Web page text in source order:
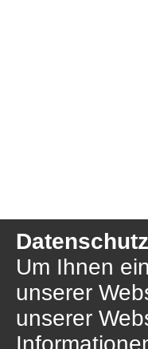
Um Ihnen
unserer
unserer